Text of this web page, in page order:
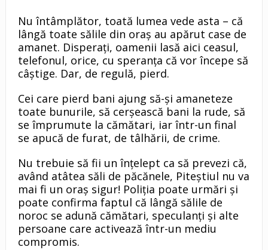
Nu întâmplător, toată lumea vede asta – că
lângă toate sălile din oraş au apărut case de
amanet. Disperaţi, oamenii lasă aici ceasul,
telefonul, orice, cu speranţa că vor începe să
câştige. Dar, de regulă, pierd.
Cei care pierd bani ajung să-şi amaneteze
toate bunurile, să cerşească bani la rude, să
se împrumute la cămătari, iar într-un final
se apucă de furat, de tâlhării, de crime.
Nu trebuie să fii un înţelept ca să prevezi că,
având atâtea săli de păcănele, Piteştiul nu va
mai fi un oraş sigur! Poliţia poate urmări şi
poate confirma faptul că lângă sălile de
noroc se adună cămătari, speculanţi şi alte
persoane care activează într-un mediu
compromis.